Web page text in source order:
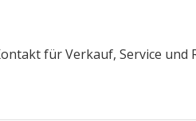
für Verkauf, Service und